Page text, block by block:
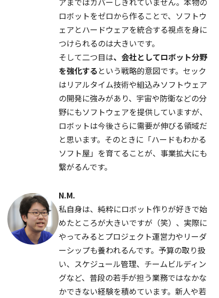
ロボットをゼロから作ることで、ソフトウ
ェアとハードウェアを統合する視点を身に
つけられるのは大きいです。
そして二つ目は、会社としてロボット分野
を強化する という戦略的意図です。セック
はリアルタイム技術や組込みソフトウェア
の開発に強みがあり、宇宙や防衛などの分
野にもソフトウェアを提供していますが、
ロボットは今後さらに需要が伸びる領域だ
と思います。そのときに「ハードもわかる
ソフト屋」を育てることが、事業拡大にも
繋がるんです。
N.M.
私自身は、純粋にロボット作りが好きで始
めたところが大きいですが（笑）、実際に
やってみるとプロジェクト運営力やリーダ
ーシップも養われるんです。予算の取り扱
い、スケジュール管理、チームビルディン
グなど、普段の若手が担う業務ではなかな
かできない経験を積めています。新人や若